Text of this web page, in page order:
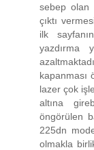
sebep olan
çıktı
ilk
yazdırma
kapanması
lazer çok
altına
öngörülen
225dn
olmakla